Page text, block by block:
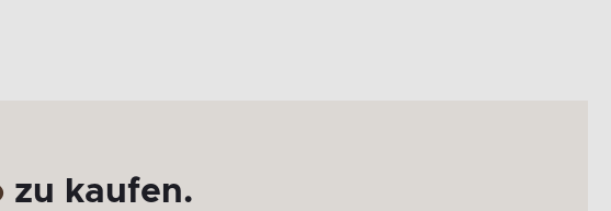
zu kaufen.